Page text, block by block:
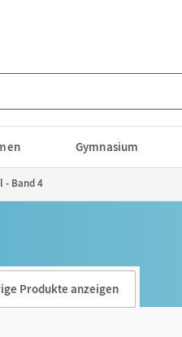
Gymnasium
- Band 4
Produkte anzeigen